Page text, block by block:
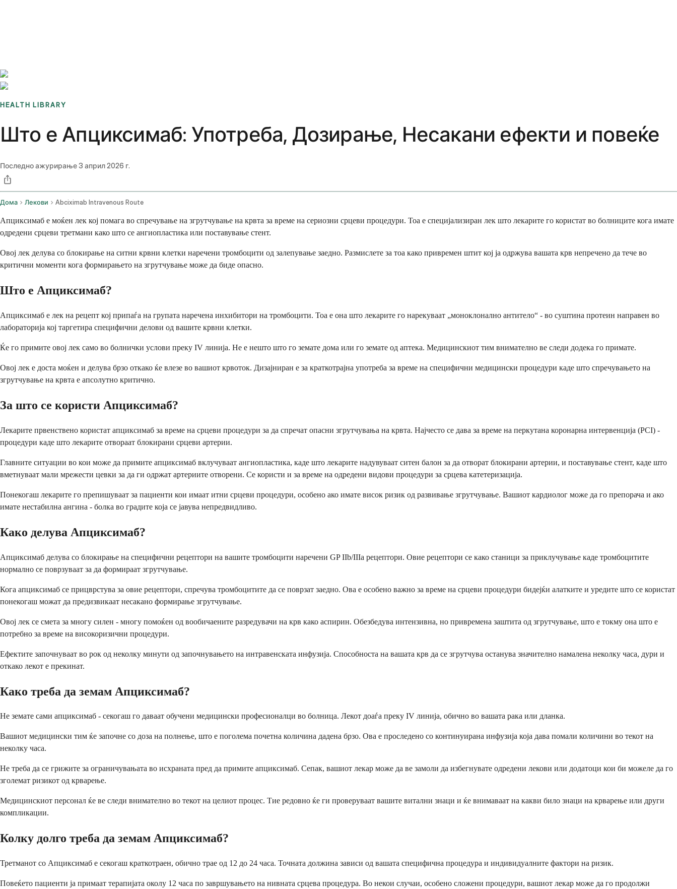
HEALTH LIBRARY
Што е Апциксимаб: Употреба, Дозирање, Несакани ефекти и повеќе
Последно ажурирање3 април 2026 г.
Дома Лекови Abciximab Intravenous Route
Апциксимаб е моќен лек кој помага во спречување на згрутчување на крвта за време на сериозни срцеви процедури. Тоа е специјализиран лек што лекарите го користат во болниците кога имате
одредени срцеви третмани како што се ангиопластика или поставување стент.
Овој лек делува со блокирање на ситни крвни клетки наречени тромбоцити од залепување заедно. Размислете за тоа како привремен штит кој ја одржува вашата крв непречено да тече во
критични моменти кога формирањето на згрутчување може да биде опасно.
Што е Апциксимаб?
Апциксимаб е лек на рецепт кој припаѓа на групата наречена инхибитори на тромбоцити. Тоа е она што лекарите го нарекуваат „моноклонално антитело“ - во суштина протеин направен во
лабораторија кој таргетира специфични делови од вашите крвни клетки.
Ќе го примите овој лек само во болнички услови преку IV линија. Не е нешто што го земате дома или го земате од аптека. Медицинскиот тим внимателно ве следи додека го примате.
Овој лек е доста моќен и делува брзо откако ќе влезе во вашиот крвоток. Дизајниран е за краткотрајна употреба за време на специфични медицински процедури каде што спречувањето на
згрутчување на крвта е апсолутно критично.
За што се користи Апциксимаб?
Лекарите првенствено користат апциксимаб за време на срцеви процедури за да спречат опасни згрутчувања на крвта. Најчесто се дава за време на перкутана коронарна интервенција (PCI) -
процедури каде што лекарите отвораат блокирани срцеви артерии.
Главните ситуации во кои може да примите апциксимаб вклучуваат ангиопластика, каде што лекарите надувуваат ситен балон за да отворат блокирани артерии, и поставување стент, каде што
вметнуваат мали мрежести цевки за да ги одржат артериите отворени. Се користи и за време на одредени видови процедури за срцева катетеризација.
Понекогаш лекарите го препишуваат за пациенти кои имаат итни срцеви процедури, особено ако имате висок ризик од развивање згрутчување. Вашиот кардиолог може да го препорача и ако
имате нестабилна ангина - болка во градите која се јавува непредвидливо.
Како делува Апциксимаб?
Апциксимаб делува со блокирање на специфични рецептори на вашите тромбоцити наречени GP IIb/IIIa рецептори. Овие рецептори се како станици за приклучување каде тромбоцитите
нормално се поврзуваат за да формираат згрутчување.
Кога апциксимаб се прицврстува за овие рецептори, спречува тромбоцитите да се поврзат заедно. Ова е особено важно за време на срцеви процедури бидејќи алатките и уредите што се користат
понекогаш можат да предизвикаат несакано формирање згрутчување.
Овој лек се смета за многу силен - многу помоќен од вообичаените разредувачи на крв како аспирин. Обезбедува интензивна, но привремена заштита од згрутчување, што е токму она што е
потребно за време на високоризични процедури.
Ефектите започнуваат во рок од неколку минути од започнувањето на интравенската инфузија. Способноста на вашата крв да се згрутчува останува значително намалена неколку часа, дури и
откако лекот е прекинат.
Како треба да земам Апциксимаб?
Не земате сами апциксимаб - секогаш го даваат обучени медицински професионалци во болница. Лекот доаѓа преку IV линија, обично во вашата рака или дланка.
Вашиот медицински тим ќе започне со доза на полнење, што е поголема почетна количина дадена брзо. Ова е проследено со континуирана инфузија која дава помали количини во текот на
неколку часа.
Не треба да се грижите за ограничувањата во исхраната пред да примите апциксимаб. Сепак, вашиот лекар може да ве замоли да избегнувате одредени лекови или додатоци кои би можеле да го
зголемат ризикот од крварење.
Медицинскиот персонал ќе ве следи внимателно во текот на целиот процес. Тие редовно ќе ги проверуваат вашите витални знаци и ќе внимаваат на какви било знаци на крварење или други
компликации.
Колку долго треба да земам Апциксимаб?
Третманот со Апциксимаб е секогаш краткотраен, обично трае од 12 до 24 часа. Точната должина зависи од вашата специфична процедура и индивидуалните фактори на ризик.
Повеќето пациенти ја примаат терапијата околу 12 часа по завршувањето на нивната срцева процедура. Во некои случаи, особено сложени процедури, вашиот лекар може да го продолжи